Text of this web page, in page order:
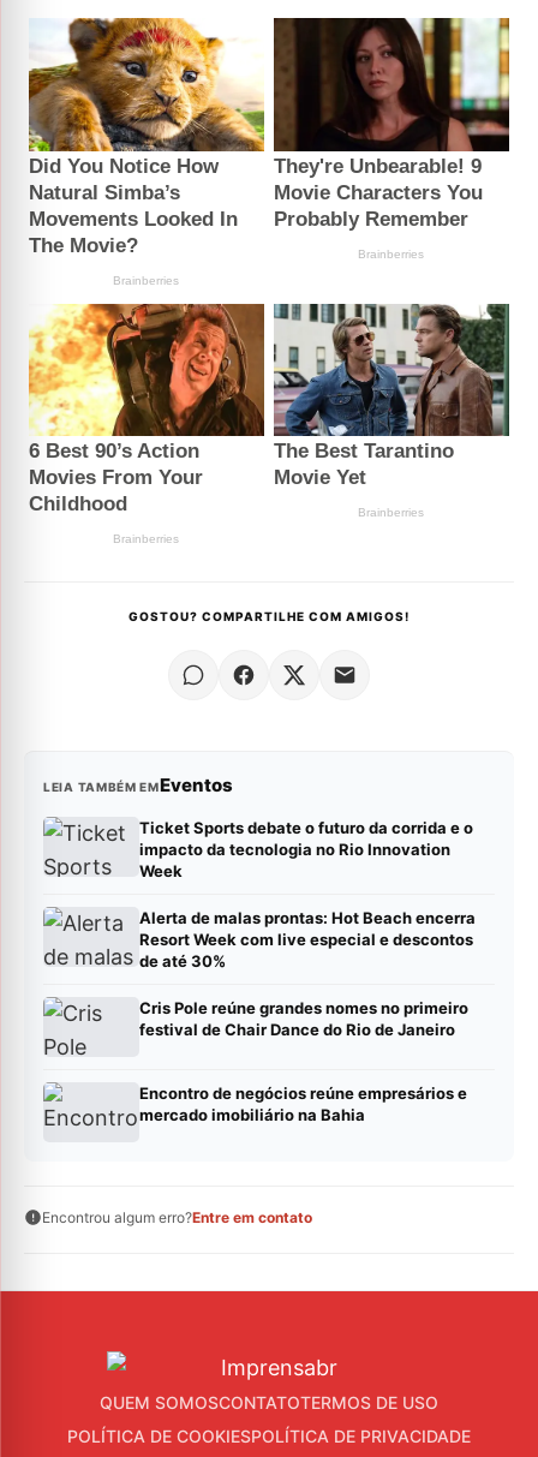
GOSTOU? COMPARTILHE COM AMIGOS!
LEIA TAMBÉM EMEventos
Ticket Sports debate o futuro da corrida e o
impacto da tecnologia no Rio Innovation
Week
Alerta de malas prontas: Hot Beach encerra
Resort Week com live especial e descontos
de até 30%
Cris Pole reúne grandes nomes no primeiro
festival de Chair Dance do Rio de Janeiro
Encontro de negócios reúne empresários e
mercado imobiliário na Bahia
Encontrou algum erro?Entre em contato
QUEM SOMOSCONTATOTERMOS DE USO
POLÍTICA DE COOKIESPOLÍTICA DE PRIVACIDADE